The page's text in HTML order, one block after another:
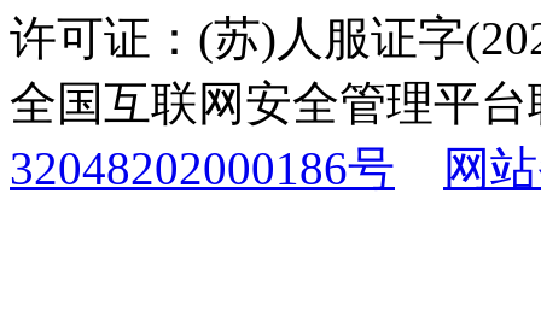
许可证：(苏)人服证字
全国互联网安全管理平
32048202000186号
网